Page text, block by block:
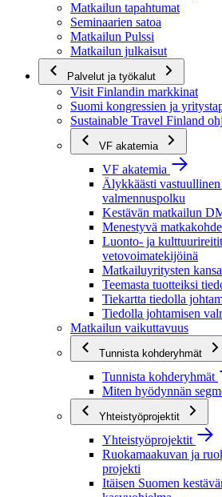
Matkailun tapahtumat
Seminaarien satoa
Matkailun Pulssi
Matkailun julkaisut
Palvelut ja työkalut
Visit Finlandin markkinat
Suomi kongressien ja
Sustainable Travel Finland
VF akatemia
VF akatemia
Älykkäästi
valmennuspolku
Kestävän matkailun
Menestyvä
Luonto- ja
vetovoimatekijöinä
Matkailuyritysten
Teemasta tuotteiksi
Tiekartta tiedolla
Tiedolla johtamisen
Matkailun vaikuttavuus
Tunnista kohderyhmät
Tunnista kohderyhmät
Miten hyödynnän
Yhteistyöprojektit
Yhteistyöprojektit
Ruokamaakuvan ja
projekti
Itäisen Suomen